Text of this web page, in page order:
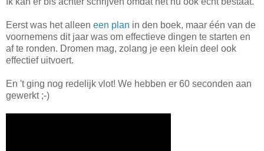
Eerst was het alleen een plan in den boek, maar één van de
voornemens dit jaar was om effectieve dingen te starten en
af te ronden. Dromen mag, zolang je een klein deel ook
effectief uitvoert.
En 't ging nog redelijk vlot! We hebben er 60 seconden aan
gewerkt ;-)